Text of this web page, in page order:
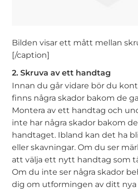
Bilden visar ett mått mellan
[/caption]
2. Skruva av ett handtag
Innan du går vidare bör du
finns några skador bakom de
Montera av ett handtag och
inte har några skador bakom
handtaget. Ibland kan det ha
eller skavningar. Om du ser
att välja ett nytt handtag som
Om du inte ser några skador
dig om utformingen av ditt nya